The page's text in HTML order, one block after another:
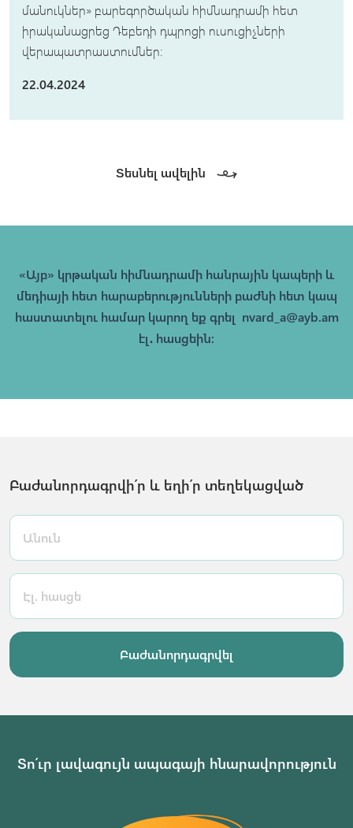
մանուկներ» բարեգործական հիմնադրամի հետ
իրականացրեց Դեբեդի դպրոցի ուսուցիչների
վերապատրաստումներ:
22.04.2024
Տեսնել ավելին
«Այբ» կրթական հիմնադրամի հանրային կապերի և
մեդիայի հետ հարաբերությունների բաժնի հետ կապ
հաստատելու համար կարող եք գրել nvard_a@ayb.am
էլ․ հասցեին։
Բաժանորդագրվի՛ր և եղի՛ր տեղեկացված
Բաժանորդագրվել
Տո՛ւր լավագույն ապագայի հնարավորություն